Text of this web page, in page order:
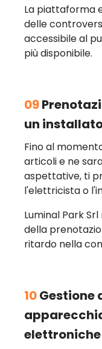
La piattaforma
delle
accessibile al
più disponibile.
09
un
Fino al
articoli e ne
aspettative, ti
l'elettricista o
Luminal Park
della
ritardo nella
10Gestione
elettroniche